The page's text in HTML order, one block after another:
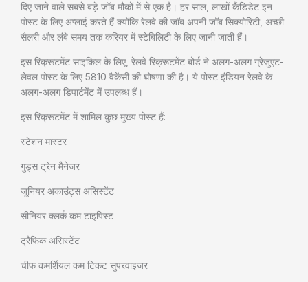
दिए जाने वाले सबसे बड़े जॉब मौकों में से एक है। हर साल, लाखों कैंडिडेट इन
पोस्ट के लिए अप्लाई करते हैं क्योंकि रेलवे की जॉब अपनी जॉब सिक्योरिटी, अच्छी
सैलरी और लंबे समय तक करियर में स्टेबिलिटी के लिए जानी जाती हैं।
इस रिक्रूटमेंट साइकिल के लिए, रेलवे रिक्रूटमेंट बोर्ड ने अलग-अलग ग्रेजुएट-
लेवल पोस्ट के लिए 5810 वैकेंसी की घोषणा की है। ये पोस्ट इंडियन रेलवे के
अलग-अलग डिपार्टमेंट में उपलब्ध हैं।
इस रिक्रूटमेंट में शामिल कुछ मुख्य पोस्ट हैं:
स्टेशन मास्टर
गुड्स ट्रेन मैनेजर
जूनियर अकाउंट्स असिस्टेंट
सीनियर क्लर्क कम टाइपिस्ट
ट्रैफिक असिस्टेंट
चीफ कमर्शियल कम टिकट सुपरवाइजर